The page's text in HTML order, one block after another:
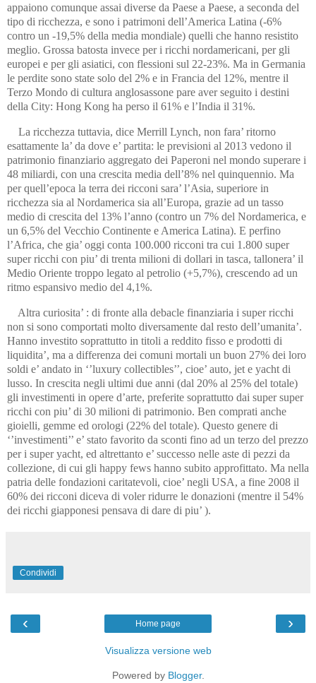
appaiono comunque assai diverse da Paese a Paese, a seconda del
tipo di ricchezza, e sono i patrimoni dell’America Latina (-6%
contro un -19,5% della media mondiale) quelli che hanno resistito
meglio. Grossa batosta invece per i ricchi nordamericani, per gli
europei e per gli asiatici, con flessioni sul 22-23%. Ma in Germania
le perdite sono state solo del 2% e in Francia del 12%, mentre il
Terzo Mondo di cultura anglosassone pare aver seguito i destini
della City: Hong Kong ha perso il 61% e l’India il 31%.
La ricchezza tuttavia, dice Merrill Lynch, non fara’ ritorno
esattamente la’ da dove e’ partita: le previsioni al 2013 vedono il
patrimonio finanziario aggregato dei Paperoni nel mondo superare i
48 miliardi, con una crescita media dell’8% nel quinquennio. Ma
per quell’epoca la terra dei ricconi sara’ l’Asia, superiore in
ricchezza sia al Nordamerica sia all’Europa, grazie ad un tasso
medio di crescita del 13% l’anno (contro un 7% del Nordamerica, e
un 6,5% del Vecchio Continente e America Latina). E perfino
l’Africa, che gia’ oggi conta 100.000 ricconi tra cui 1.800 super
super ricchi con piu’ di trenta milioni di dollari in tasca, tallonera’ il
Medio Oriente troppo legato al petrolio (+5,7%), crescendo ad un
ritmo espansivo medio del 4,1%.
Altra curiosita’ : di fronte alla debacle finanziaria i super ricchi
non si sono comportati molto diversamente dal resto dell’umanita’.
Hanno investito soprattutto in titoli a reddito fisso e prodotti di
liquidita’, ma a differenza dei comuni mortali un buon 27% dei loro
soldi e’ andato in ‘’luxury collectibles’’, cioe’ auto, jet e yacht di
lusso. In crescita negli ultimi due anni (dal 20% al 25% del totale)
gli investimenti in opere d’arte, preferite soprattutto dai super super
ricchi con piu’ di 30 milioni di patrimonio. Ben comprati anche
gioielli, gemme ed orologi (22% del totale). Questo genere di
‘’investimenti’’ e’ stato favorito da sconti fino ad un terzo del prezzo
per i super yacht, ed altrettanto e’ successo nelle aste di pezzi da
collezione, di cui gli happy fews hanno subito approfittato. Ma nella
patria delle fondazioni caritatevoli, cioe’ negli USA, a fine 2008 il
60% dei ricconi diceva di voler ridurre le donazioni (mentre il 54%
dei ricchi giapponesi pensava di dare di piu’ ).
Condividi
‹ ›
Home page
Visualizza versione web
Powered by Blogger.